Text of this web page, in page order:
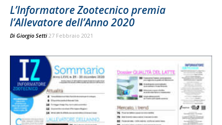
L’Informatore Zootecnico premia
l’Allevatore dell’Anno 2020
Di Giorgio Setti 27 Febbraio 2021